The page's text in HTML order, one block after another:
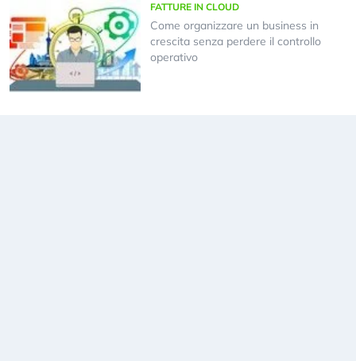
FATTURE IN CLOUD
Come organizzare un business in
crescita senza perdere il controllo
operativo